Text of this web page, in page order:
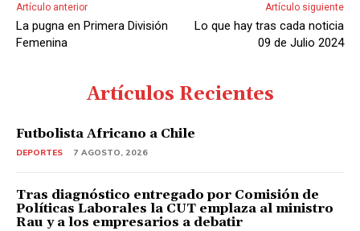
Artículo anterior
La pugna en Primera División
Femenina
Artículo siguiente
Lo que hay tras cada noticia
09 de Julio 2024
Artículos Recientes
Futbolista Africano a Chile
DEPORTES 7 AGOSTO, 2026
Tras diagnóstico entregado por Comisión de
Políticas Laborales la CUT emplaza al ministro
Rau y a los empresarios a debatir